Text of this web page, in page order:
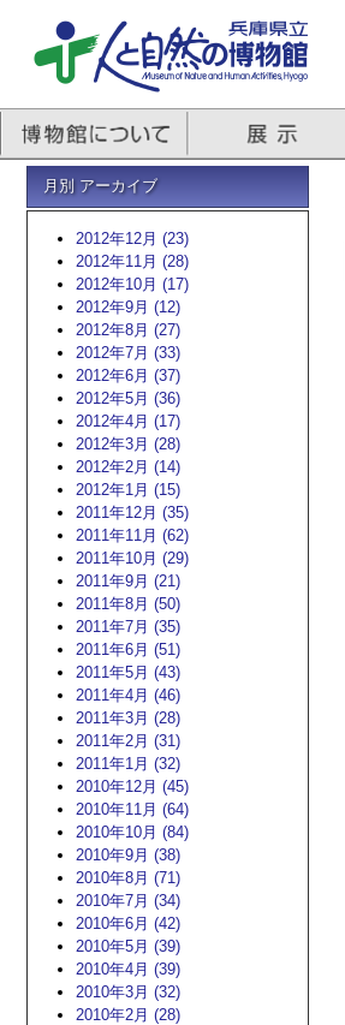
月別 アーカイブ
2012年12月 (23)
2012年11月 (28)
2012年10月 (17)
2012年9月 (12)
2012年8月 (27)
2012年7月 (33)
2012年6月 (37)
2012年5月 (36)
2012年4月 (17)
2012年3月 (28)
2012年2月 (14)
2012年1月 (15)
2011年12月 (35)
2011年11月 (62)
2011年10月 (29)
2011年9月 (21)
2011年8月 (50)
2011年7月 (35)
2011年6月 (51)
2011年5月 (43)
2011年4月 (46)
2011年3月 (28)
2011年2月 (31)
2011年1月 (32)
2010年12月 (45)
2010年11月 (64)
2010年10月 (84)
2010年9月 (38)
2010年8月 (71)
2010年7月 (34)
2010年6月 (42)
2010年5月 (39)
2010年4月 (39)
2010年3月 (32)
2010年2月 (28)